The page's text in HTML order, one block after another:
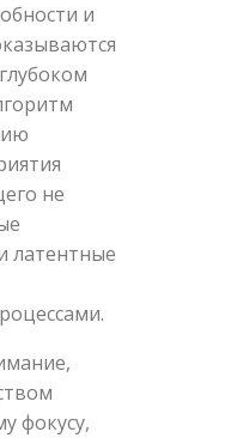
и
не
латентные
фокусу,